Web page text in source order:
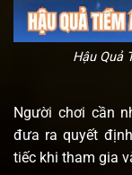
Hậu Quả
Người chơi cần
đưa ra quyết
tiếc khi tham gia